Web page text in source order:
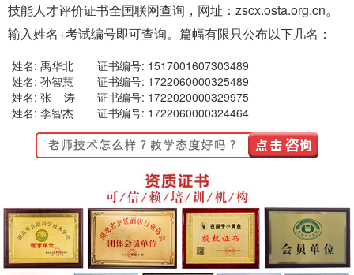
技能人才评价证书全国联网查询，网址：zscx.osta.org.cn。
输入姓名+考试编号即可查询。篇幅有限只公布以下几名：
姓名: 禹华北
证书编号: 1517001607303489
姓名: 孙智慧
证书编号: 1722060000325489
姓名: 张 涛
证书编号: 1722020000329975
姓名: 李智杰
证书编号: 1722060000324464